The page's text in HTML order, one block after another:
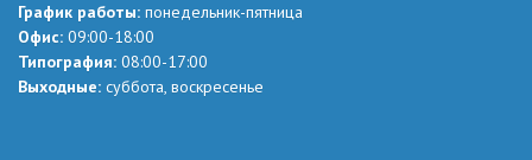
График работы: понедельник-пятница
Офис: 09:00-18:00
Типография: 08:00-17:00
Выходные: суббота, воскресенье